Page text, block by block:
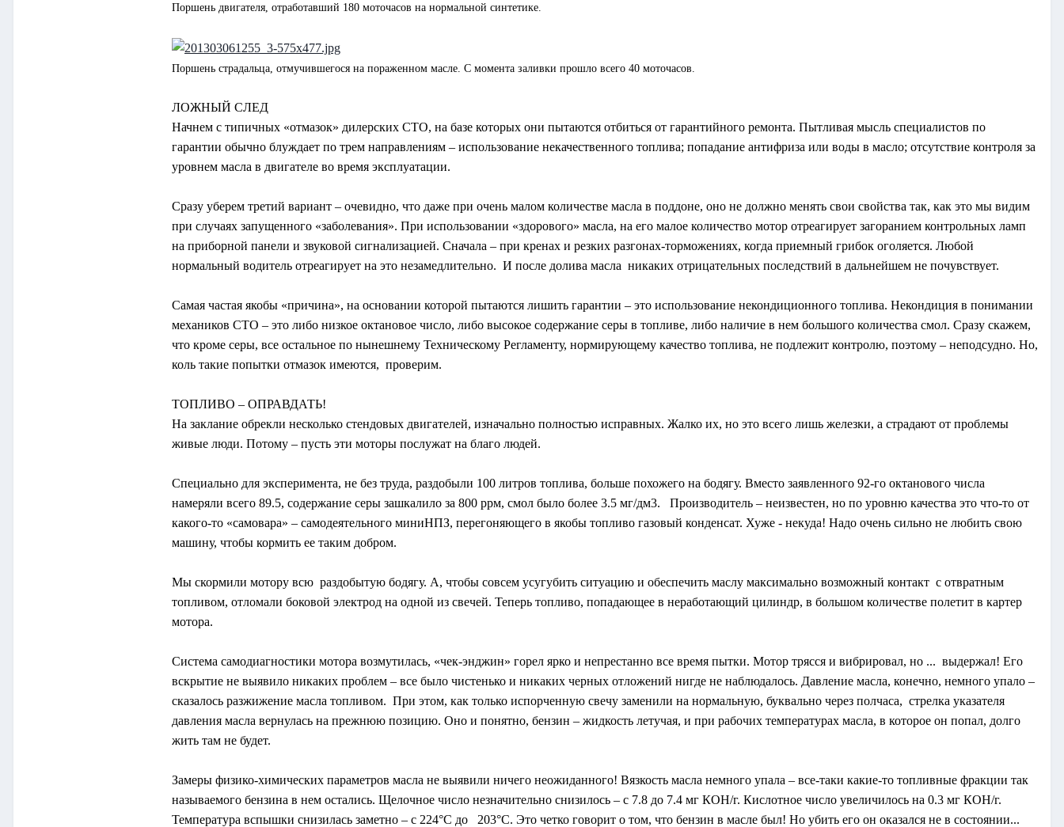
Поршень двигателя, отработавший 180 моточасов на нормальной синтетике.
Поршень страдальца, отмучившегося на пораженном масле. С момента заливки прошло всего 40 моточасов.
ЛОЖНЫЙ СЛЕД
Начнем с типичных «отмазок» дилерских СТО, на базе которых они пытаются отбиться от гарантийного ремонта. Пытливая мысль специалистов по
гарантии обычно блуждает по трем направлениям – использование некачественного топлива; попадание антифриза или воды в масло; отсутствие контроля за
уровнем масла в двигателе во время эксплуатации.
Сразу уберем третий вариант – очевидно, что даже при очень малом количестве масла в поддоне, оно не должно менять свои свойства так, как это мы видим
при случаях запущенного «заболевания». При использовании «здорового» масла, на его малое количество мотор отреагирует загоранием контрольных ламп
на приборной панели и звуковой сигнализацией. Сначала – при кренах и резких разгонах-торможениях, когда приемный грибок оголяется. Любой
нормальный водитель отреагирует на это незамедлительно. И после долива масла никаких отрицательных последствий в дальнейшем не почувствует.
Самая частая якобы «причина», на основании которой пытаются лишить гарантии – это использование некондиционного топлива. Некондиция в понимании
механиков СТО – это либо низкое октановое число, либо высокое содержание серы в топливе, либо наличие в нем большого количества смол. Сразу скажем,
что кроме серы, все остальное по нынешнему Техническому Регламенту, нормирующему качество топлива, не подлежит контролю, поэтому – неподсудно. Но,
коль такие попытки отмазок имеются, проверим.
ТОПЛИВО – ОПРАВДАТЬ!
На заклание обрекли несколько стендовых двигателей, изначально полностью исправных. Жалко их, но это всего лишь железки, а страдают от проблемы
живые люди. Потому – пусть эти моторы послужат на благо людей.
Специально для эксперимента, не без труда, раздобыли 100 литров топлива, больше похожего на бодягу. Вместо заявленного 92-го октанового числа
намеряли всего 89.5, содержание серы зашкалило за 800 ррм, смол было более 3.5 мг/дм3. Производитель – неизвестен, но по уровню качества это что-то от
какого-то «самовара» – самодеятельного миниНПЗ, перегоняющего в якобы топливо газовый конденсат. Хуже - некуда! Надо очень сильно не любить свою
машину, чтобы кормить ее таким добром.
Мы скормили мотору всю раздобытую бодягу. А, чтобы совсем усугубить ситуацию и обеспечить маслу максимально возможный контакт с отвратным
топливом, отломали боковой электрод на одной из свечей. Теперь топливо, попадающее в неработающий цилиндр, в большом количестве полетит в картер
мотора.
Система самодиагностики мотора возмутилась, «чек-энджин» горел ярко и непрестанно все время пытки. Мотор трясся и вибрировал, но ... выдержал! Его
вскрытие не выявило никаких проблем – все было чистенько и никаких черных отложений нигде не наблюдалось. Давление масла, конечно, немного упало –
сказалось разжижение масла топливом. При этом, как только испорченную свечу заменили на нормальную, буквально через полчаса, стрелка указателя
давления масла вернулась на прежнюю позицию. Оно и понятно, бензин – жидкость летучая, и при рабочих температурах масла, в которое он попал, долго
жить там не будет.
Замеры физико-химических параметров масла не выявили ничего неожиданного! Вязкость масла немного упала – все-таки какие-то топливные фракции так
называемого бензина в нем остались. Щелочное число незначительно снизилось – с 7.8 до 7.4 мг КОН/г. Кислотное число увеличилось на 0.3 мг КОН/г.
Температура вспышки снизилась заметно – с 224°С до 203°С. Это четко говорит о том, что бензин в масле был! Но убить его он оказался не в состоянии...